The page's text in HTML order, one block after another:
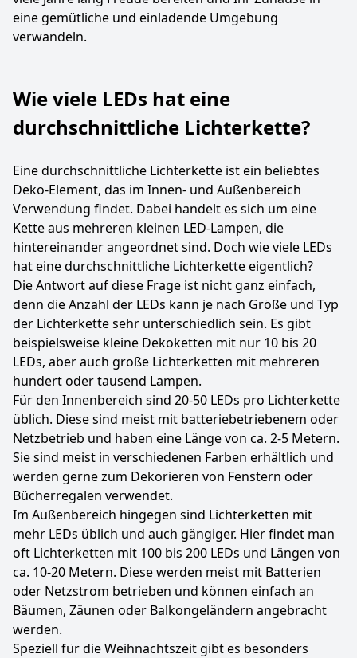
eine gemütliche und einladende Umgebung
verwandeln.
Wie viele LEDs hat eine
durchschnittliche Lichterkette?
Eine durchschnittliche Lichterkette ist ein beliebtes
Deko-Element, das im Innen- und Außenbereich
Verwendung findet. Dabei handelt es sich um eine
Kette aus mehreren kleinen LED-Lampen, die
hintereinander angeordnet sind. Doch wie viele LEDs
hat eine durchschnittliche Lichterkette eigentlich?
Die Antwort auf diese Frage ist nicht ganz einfach,
denn die Anzahl der LEDs kann je nach Größe und Typ
der Lichterkette sehr unterschiedlich sein. Es gibt
beispielsweise kleine Dekoketten mit nur 10 bis 20
LEDs, aber auch große Lichterketten mit mehreren
hundert oder tausend Lampen.
Für den Innenbereich sind 20-50 LEDs pro Lichterkette
üblich. Diese sind meist mit batteriebetriebenem oder
Netzbetrieb und haben eine Länge von ca. 2-5 Metern.
Sie sind meist in verschiedenen Farben erhältlich und
werden gerne zum Dekorieren von Fenstern oder
Bücherregalen verwendet.
Im Außenbereich hingegen sind Lichterketten mit
mehr LEDs üblich und auch gängiger. Hier findet man
oft Lichterketten mit 100 bis 200 LEDs und Längen von
ca. 10-20 Metern. Diese werden meist mit Batterien
oder Netzstrom betrieben und können einfach an
Bäumen, Zäunen oder Balkongeländern angebracht
werden.
Speziell für die Weihnachtszeit gibt es besonders